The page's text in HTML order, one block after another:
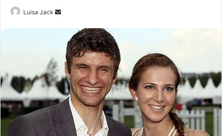
Luisa Jack
Send
email